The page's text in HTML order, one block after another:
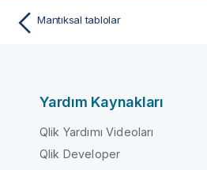
Mantıksal tablolar
Yardım Kaynakları
Qlik Yardımı Videoları
Qlik Developer